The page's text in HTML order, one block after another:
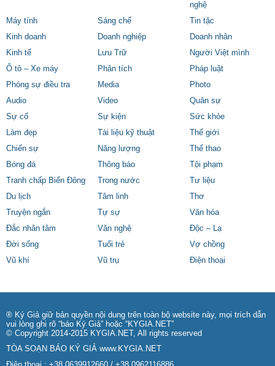
nghệ
Máy tính
Sáng chế
Tin tặc
Kinh doanh
Doanh nghiệp
Doanh nhân
Kinh tế
Lưu Trữ
Người Việt mình
Ô tô – Xe máy
Phân tích
Pháp luật
Phóng sự điều tra
Media
Photo
Audio
Video
Quân sự
Sự cố
Sự kiện
Sức khỏe
Làm đẹp
Tài liệu kỹ thuật
Thế giới
Chiến sự
Năng lượng
Thể thao
Bóng đá
Thông báo
Tội phạm
Tranh chấp Biển Đông
Trong nước
Tư liệu
Du lịch
Tâm linh
Thơ
Truyện ngắn
Tự sự
Văn hóa
Đắc nhân tâm
Văn nghệ
Độc – Lạ
Đời sống
Tuổi trẻ
Vợ chồng
Vũ khí
Vũ trụ Điện thoại
® Ký Giả giữ bản quyền nội dung trên toàn bộ website này, mọi trích dẫn
vui lòng ghi rõ “báo Ký Giả” hoặc “KYGIA.NET”
© Copyright 2014-2015 KYGIA.NET, All rights reserved
TÒA SOẠN BÁO KÝ GIẢ www.KYGIA.NET